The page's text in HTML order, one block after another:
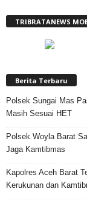
TRIBRATANEWS
Berita Terbaru
Polsek Sungai Mas
Masih Sesuai HET
Polsek Woyla Barat
Jaga Kamtibmas
Kapolres Aceh Barat
Kerukunan dan